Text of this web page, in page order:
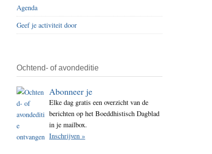
i
t
e
Agenda
Geef je activiteit door
Ochtend- of avondeditie
Abonneer je
Elke dag gratis een overzicht van de
berichten op het Boeddhistisch Dagblad
in je mailbox.
Inschrijven »